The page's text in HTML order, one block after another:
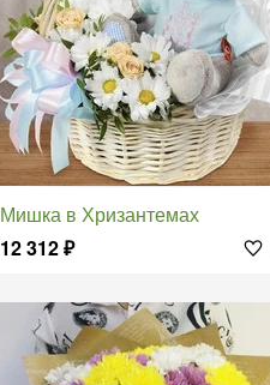
Мишка в Хризантемах
12 312₽